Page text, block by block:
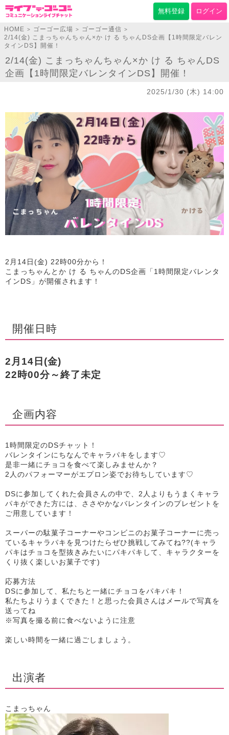
無料登録 ログイン
HOME > ゴーゴー広場 > ゴーゴー通信 >
2/14(金) こまっちゃんちゃん×か け る ちゃんDS企画【1時間限定バレン
タインDS】開催！
2/14(金) こまっちゃんちゃん×か け る ちゃんDS
企画【1時間限定バレンタインDS】開催！
2025/1/30 (木) 14:00
2月14日(金) 22時00分から！
こまっちゃんとか け る ちゃんのDS企画「1時間限定バレンタ
インDS」が開催されます！
開催日時
2月14日(金)
22時00分～終了未定
企画内容
1時間限定のDSチャット！
バレンタインにちなんでキャラパキをします♡
是非一緒にチョコを食べて楽しみませんか？
2人のパフォーマーがエプロン姿でお待ちしています♡
DSに参加してくれた会員さんの中で、2人よりもうまくキャラ
パキができた方には、ささやかなバレンタインのプレゼントを
ご用意しています！
スーパーの駄菓子コーナーやコンビニのお菓子コーナーに売っ
ているキャラパキを見つけたらぜひ挑戦してみてね??(キャラ
パキはチョコを型抜きみたいにパキパキして、キャラクターを
くり抜く楽しいお菓子です)
応募方法
DSに参加して、私たちと一緒にチョコをパキパキ！
私たちよりうまくできた！と思った会員さんはメールで写真を
送ってね
※写真を撮る前に食べないように注意
楽しい時間を一緒に過ごしましょう。
出演者
こまっちゃん